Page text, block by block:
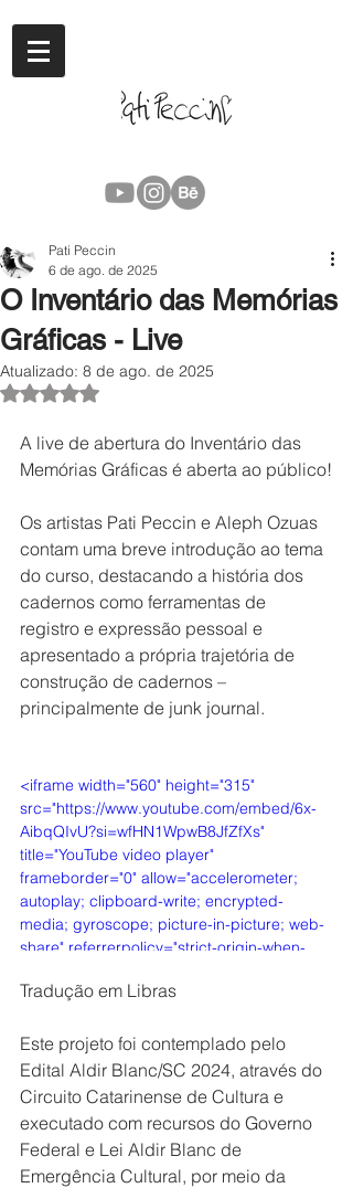
O Inventário das Memórias
Gráficas - Live
Pati Peccin
6 de ago. de 2025
Atualizado: 8 de ago. de 2025
Avaliado com NaN de 5 estrelas.
A live de abertura do Inventário das
Memórias Gráficas é aberta ao público!
Os artistas Pati Peccin e Aleph Ozuas
contam uma breve introdução ao tema
do curso, destacando a história dos
cadernos como ferramentas de
registro e expressão pessoal e
apresentado a própria trajetória de
construção de cadernos –
principalmente de junk journal.
<iframe width="560" height="315"
src="https://www.youtube.com/embed/6x-
AibqQIvU?si=wfHN1WpwB8JfZfXs"
title="YouTube video player"
frameborder="0" allow="accelerometer;
autoplay; clipboard-write; encrypted-
media; gyroscope; picture-in-picture; web-
share" referrerpolicy="strict-origin-when-
Tradução em Libras
Este projeto foi contemplado pelo
Edital Aldir Blanc/SC 2024, através do
Circuito Catarinense de Cultura e
executado com recursos do Governo
Federal e Lei Aldir Blanc de
Emergência Cultural, por meio da